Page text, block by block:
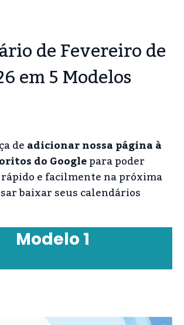
de Fevereiro de
em 5 Modelos
deadicionar nossa página à
do Googlepara poder
e facilmente na próxima
baixar seus calendários
Modelo 1